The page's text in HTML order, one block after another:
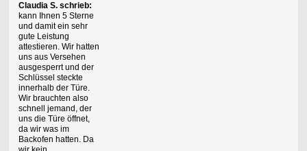
Claudia S. schrieb:
kann Ihnen 5 Sterne
und damit ein sehr
gute Leistung
attestieren. Wir hatten
uns aus Versehen
ausgesperrt und der
Schlüssel steckte
innerhalb der Türe.
Wir brauchten also
schnell jemand, der
uns die Türe öffnet,
da wir was im
Backofen hatten. Da